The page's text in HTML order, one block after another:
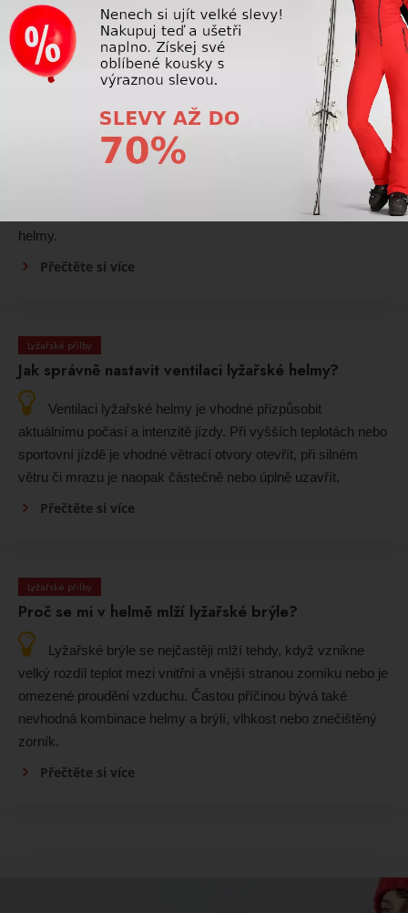
stylu lyžování a osobních preferencích.
Přečtěte si více
Jsou lyžařské helmy se štítem bezpečné?
Ano, helmy se štítem jsou bezpečné, pokud dobře sedí a
splňují certifikaci. Nabízejí stejnou ochranu jako klasické
helmy.
Přečtěte si více
Lyžařské přilby
Jak správně nastavit ventilaci lyžařské helmy?
Ventilaci lyžařské helmy je vhodné přizpůsobit
aktuálnímu počasí a intenzitě jízdy. Při vyšších teplotách nebo
sportovní jízdě je vhodné větrací otvory otevřít, při silném
větru či mrazu je naopak částečně nebo úplně uzavřít.
Přečtěte si více
Lyžařské přilby
Proč se mi v helmě mlží lyžařské brýle?
Lyžařské brýle se nejčastěji mlží tehdy, když vznikne
velký rozdíl teplot mezi vnitřní a vnější stranou zorníku nebo je
omezené proudění vzduchu. Častou příčinou bývá také
nevhodná kombinace helmy a brýlí, vlhkost nebo znečištěný
zorník.
Přečtěte si více